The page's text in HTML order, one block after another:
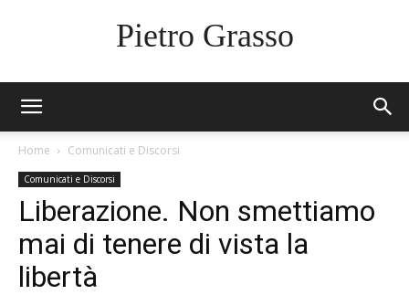
Pietro Grasso
Home Comunicati e Discorsi
Comunicati e Discorsi
Liberazione. Non smettiamo
mai di tenere di vista la
libertà